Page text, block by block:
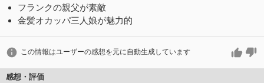
フランクの親父が素敵
金髪オカッパ三人娘が魅力的
この情報はユーザーの感想を元に自動生成しています
感想・評価